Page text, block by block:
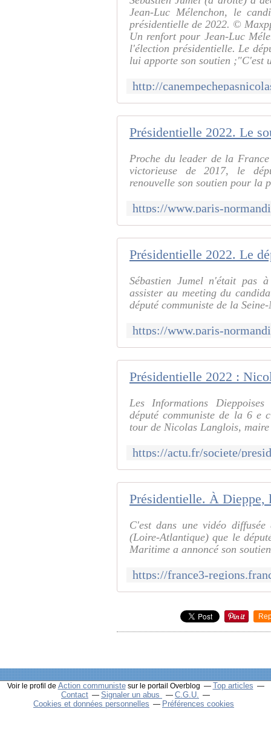
Jean-Luc Mélenchon, le
présidentielle de 2022. ©
Un renfort pour Jean-Luc
l'élection présidentielle. Le
lui apporte son soutien ;"C'est
Proche du leader de la
victorieuse de 2017, le
renouvelle son soutien pour la
Sébastien Jumel n'était pas
assister au meeting du
député communiste de la
Les Informations
député communiste de la 6 e
tour de Nicolas Langlois,
C'est dans une vidéo
(Loire-Atlantique) que le
Maritime a annoncé son
Voir le profil de Action communistesur le portail Overblog
Top articles
Contact
Signaler un abus
C.G.U.
Cookies et données personnelles
Préférences cookies